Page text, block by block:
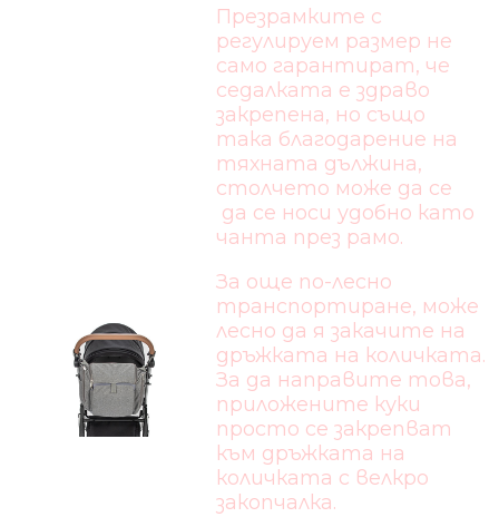
Презрамките с
регулируем размер не
само гарантират, че
седалката е здраво
закрепена, но също
така благодарение на
тяхната дължина,
столчето може да се
да се носи удобно като
чанта през рамо.
За още по-лесно
транспортиране, може
лесно да я закачите на
дръжката на количката.
За да направите това,
приложените куки
просто се закрепват
към дръжката на
количката с велкро
закопчалка.